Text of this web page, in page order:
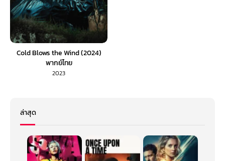
Cold Blows the Wind (2024)
พากย์ไทย
2023
ล่าสุด